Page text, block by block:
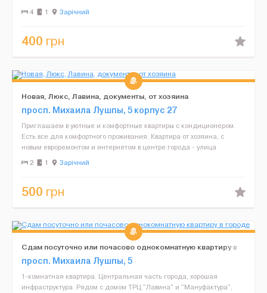
пребывание было комфортабельным, а любое желание удо...
4 1 Зарічний
400 грн
Новая, Люкс, Лавина, документы, от хозяина
просп. Михаила Лушпы, 5 корпус 27
Приглашаем в уютные и комфортные квартиры с кондиционером.
Есть все для комфортного проживания. Квартира от хозяина, с
новым евроремонтом и интернетом в центре города - улица
Харьковская, просп. М.Лушпы - в минутах ходьбы от ТЦ ЛА...
2 1 Зарічний
500 грн
Сдам посуточно или почасово однокомнатную квартиру в
городе
просп. Михаила Лушпы, 5
1-комнатная квартира. Центральная часть города, хорошая
инфраструктура. Рядом с домом ТРЦ "Лавина" и "Мануфактура",